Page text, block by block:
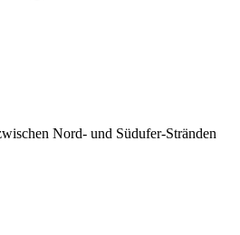
Nord- und Südufer-Stränden